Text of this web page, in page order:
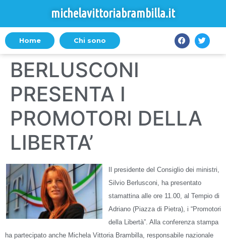
michelavittoriabrambilla.it
Home Chi sono
BERLUSCONI
PRESENTA I
PROMOTORI DELLA
LIBERTA’
Il presidente del Consiglio dei ministri,
Silvio Berlusconi, ha presentato
stamattina alle ore 11.00, al Tempio di
Adriano (Piazza di Pietra), i “Promotori
della Libertà”. Alla conferenza stampa
ha partecipato anche Michela Vittoria Brambilla, responsabile nazionale